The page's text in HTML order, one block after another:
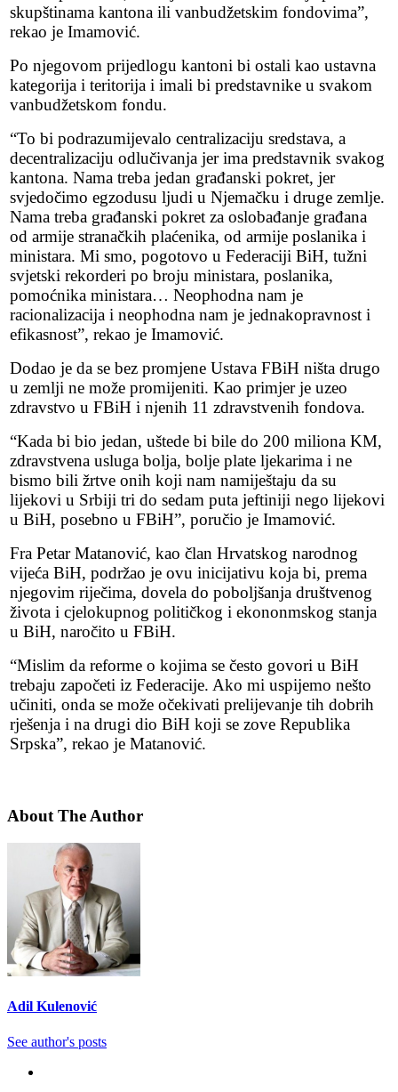
skupštinama kantona ili vanbudžetskim fondovima”,
rekao je Imamović.
Po njegovom prijedlogu kantoni bi ostali kao ustavna
kategorija i teritorija i imali bi predstavnike u svakom
vanbudžetskom fondu.
“To bi podrazumijevalo centralizaciju sredstava, a
decentralizaciju odlučivanja jer ima predstavnik svakog
kantona. Nama treba jedan građanski pokret, jer
svjedočimo egzodusu ljudi u Njemačku i druge zemlje.
Nama treba građanski pokret za oslobađanje građana
od armije stranačkih plaćenika, od armije poslanika i
ministara. Mi smo, pogotovo u Federaciji BiH, tužni
svjetski rekorderi po broju ministara, poslanika,
pomoćnika ministara… Neophodna nam je
racionalizacija i neophodna nam je jednakopravnost i
efikasnost”, rekao je Imamović.
Dodao je da se bez promjene Ustava FBiH ništa drugo
u zemlji ne može promijeniti. Kao primjer je uzeo
zdravstvo u FBiH i njenih 11 zdravstvenih fondova.
“Kada bi bio jedan, uštede bi bile do 200 miliona KM,
zdravstvena usluga bolja, bolje plate ljekarima i ne
bismo bili žrtve onih koji nam namiještaju da su
lijekovi u Srbiji tri do sedam puta jeftiniji nego lijekovi
u BiH, posebno u FBiH”, poručio je Imamović.
Fra Petar Matanović, kao član Hrvatskog narodnog
vijeća BiH, podržao je ovu inicijativu koja bi, prema
njegovim riječima, dovela do poboljšanja društvenog
života i cjelokupnog političkog i ekononmskog stanja
u BiH, naročito u FBiH.
“Mislim da reforme o kojima se često govori u BiH
trebaju započeti iz Federacije. Ako mi uspijemo nešto
učiniti, onda se može očekivati prelijevanje tih dobrih
rješenja i na drugi dio BiH koji se zove Republika
Srpska”, rekao je Matanović.
About The Author
Adil Kulenović
See author's posts